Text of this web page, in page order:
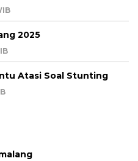
2025
Atasi Soal Stunting